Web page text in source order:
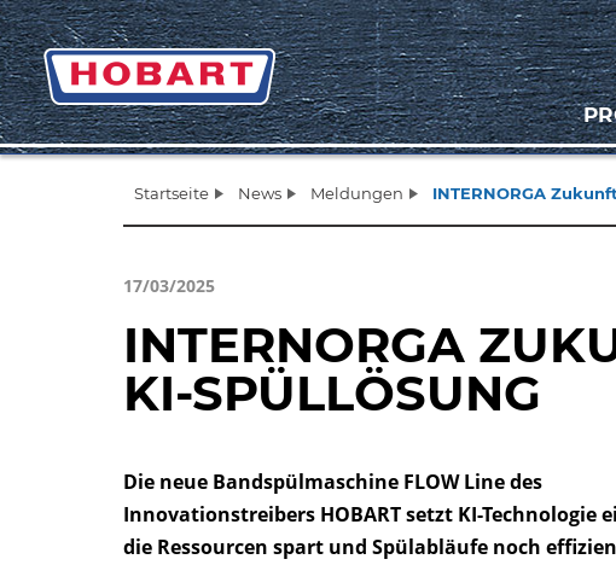
Startseite News Meldungen INTERNORGA
17/03/2025
INTERNORGA
KI-SPÜLLÖSUNG
Die neue Bandspülmaschine FLOW Line des
Innovationstreibers HOBART setzt KI-Technologie
die Ressourcen spart und Spülabläufe noch